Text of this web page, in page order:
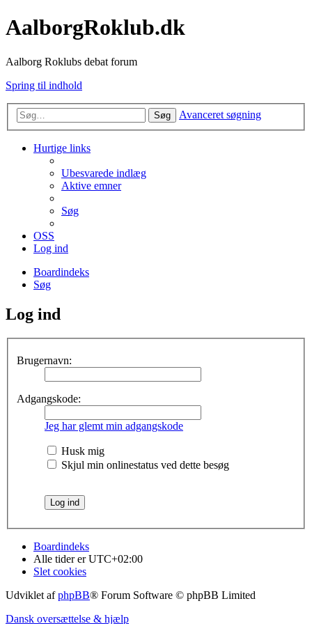
AalborgRoklub.dk
Aalborg Roklubs debat forum
Spring til indhold
Søg Avanceret søgning
Hurtige links
Ubesvarede indlæg
Aktive emner
Søg
OSS
Log ind
Boardindeks
Søg
Log ind
Brugernavn:
Adgangskode:
Jeg har glemt min adgangskode
Husk mig
Skjul min onlinestatus ved dette besøg
Boardindeks
Alle tider erUTC+02:00
Slet cookies
Udviklet afphpBB® Forum Software © phpBB Limited
Dansk oversættelse & hjælp